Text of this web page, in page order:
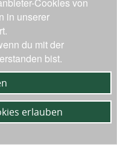
in unserer
du mit der
bist.
erlauben